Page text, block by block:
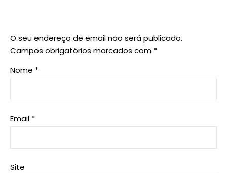
O seu endereço de email não será publicado.
Campos obrigatórios marcados com *
Nome *
Email *
Site